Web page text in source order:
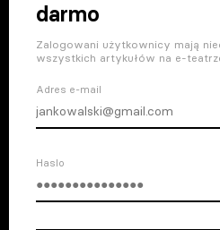
darmo
Zalogowani użytkownicy mają
wszystkich artykułów na e-
Adres e-mail
Haslo